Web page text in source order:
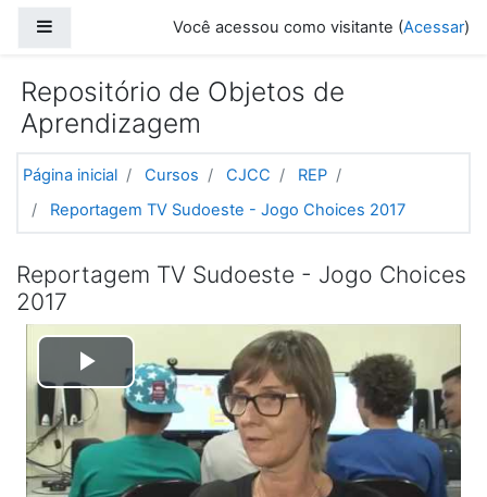
Você acessou como visitante (Acessar)
Repositório de Objetos de
Aprendizagem
Página inicial Cursos CJCC
REP
Reportagem TV Sudoeste - Jogo Choices 2017
Reportagem TV Sudoeste - Jogo Choices
2017
Tocar
Vídeo